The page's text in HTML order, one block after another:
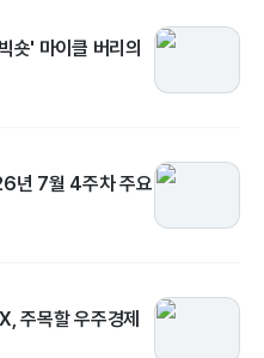
숏' 마이클 버리의
년 7월 4주차 주요
주목할 우주경제